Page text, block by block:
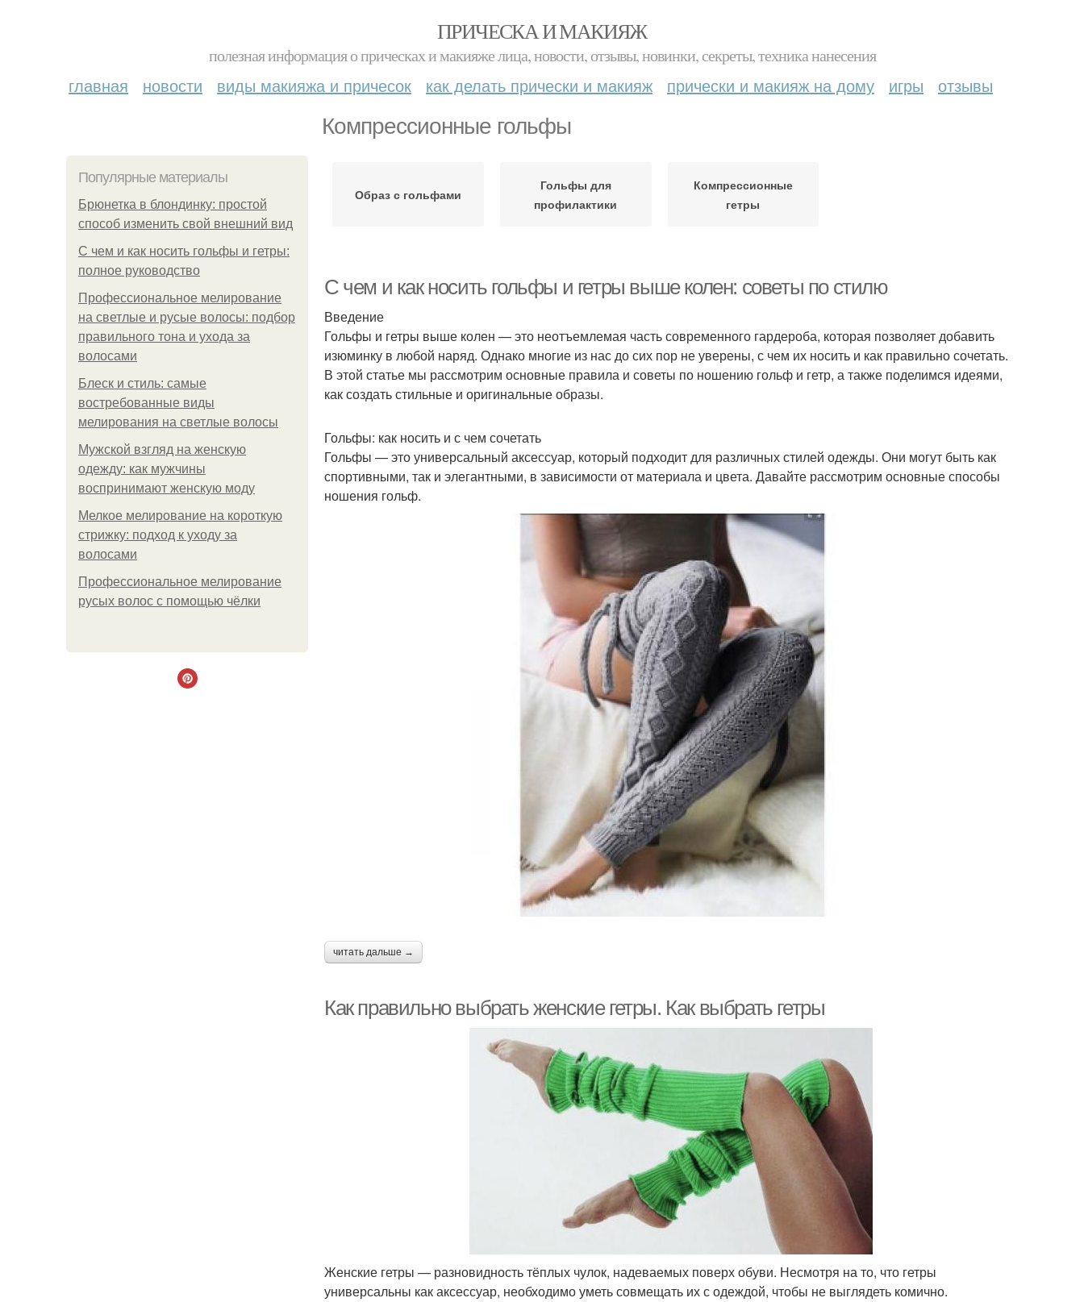
ПРИЧЕСКА И МАКИЯЖ
полезная информация о прическах и макияже лица, новости, отзывы, новинки, секреты, техника нанесения
главная новости виды макияжа и причесок как делать прически и макияж прически и макияж на дому игры отзывы
Компрессионные гольфы
Популярные материалы
Брюнетка в блондинку: простой
способ изменить свой внешний вид
С чем и как носить гольфы и гетры:
полное руководство
Профессиональное мелирование
на светлые и русые волосы: подбор
правильного тона и ухода за
волосами
Блеск и стиль: самые
востребованные виды
мелирования на светлые волосы
Мужской взгляд на женскую
одежду: как мужчины
воспринимают женскую моду
Мелкое мелирование на короткую
стрижку: подход к уходу за
волосами
Профессиональное мелирование
русых волос с помощью чёлки
Образ с гольфами
Гольфы для
профилактики
Компрессионные
гетры
С чем и как носить гольфы и гетры выше колен: советы по стилю
Введение
Гольфы и гетры выше колен — это неотъемлемая часть современного гардероба, которая позволяет добавить
изюминку в любой наряд. Однако многие из нас до сих пор не уверены, с чем их носить и как правильно сочетать.
В этой статье мы рассмотрим основные правила и советы по ношению гольф и гетр, а также поделимся идеями,
как создать стильные и оригинальные образы.
Гольфы: как носить и с чем сочетать
Гольфы — это универсальный аксессуар, который подходит для различных стилей одежды. Они могут быть как
спортивными, так и элегантными, в зависимости от материала и цвета. Давайте рассмотрим основные способы
ношения гольф.
читать дальше →
Как правильно выбрать женские гетры. Как выбрать гетры
Женские гетры — разновидность тёплых чулок, надеваемых поверх обуви. Несмотря на то, что гетры
универсальны как аксессуар, необходимо уметь совмещать их с одеждой, чтобы не выглядеть комично.